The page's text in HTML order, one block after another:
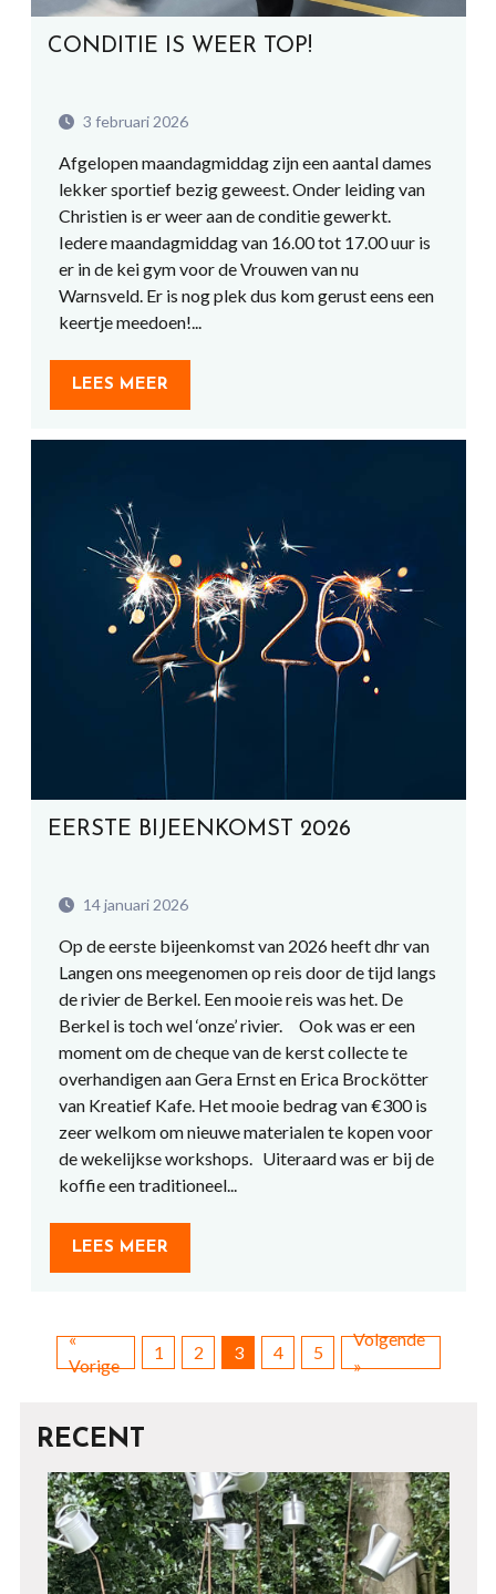
CONDITIE IS WEER TOP!
3 februari 2026
Afgelopen maandagmiddag zijn een aantal dames
lekker sportief bezig geweest. Onder leiding van
Christien is er weer aan de conditie gewerkt.
Iedere maandagmiddag van 16.00 tot 17.00 uur is
er in de kei gym voor de Vrouwen van nu
Warnsveld. Er is nog plek dus kom gerust eens een
keertje meedoen!...
LEES MEER
EERSTE BIJEENKOMST 2026
14 januari 2026
Op de eerste bijeenkomst van 2026 heeft dhr van
Langen ons meegenomen op reis door de tijd langs
de rivier de Berkel. Een mooie reis was het. De
Berkel is toch wel ‘onze’ rivier. Ook was er een
moment om de cheque van de kerst collecte te
overhandigen aan Gera Ernst en Erica Brockötter
van Kreatief Kafe. Het mooie bedrag van €300 is
zeer welkom om nieuwe materialen te kopen voor
de wekelijkse workshops. Uiteraard was er bij de
koffie een traditioneel...
LEES MEER
«
Vorige
1 2 3 4 5
Volgende
»
RECENT